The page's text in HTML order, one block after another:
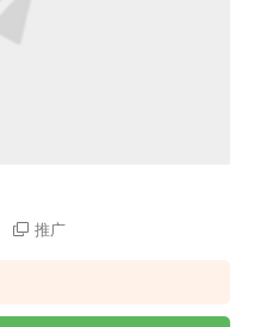
推广